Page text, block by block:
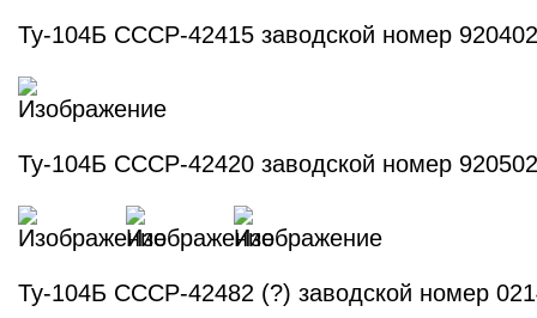
Ту-104Б СССР-42415 заводской номер 920402
Ту-104Б СССР-42420 заводской номер 920502
Ту-104Б СССР-42482 (?) заводской номер